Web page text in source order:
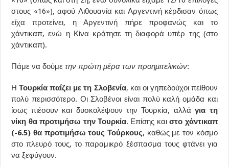
στους «16»), αφού Λιθουανία και Αργεντινή κέρδισαν όπως
είχα προτείνει, η Αργεντινή πήρε προφανώς και το
χάντικαπ, ενώ η Κίνα κράτησε τη διαφορά υπέρ της (στο
χάντικαπ).
Πάμε να δούμετην πρώτη μέρα των προημιτελικών:
ΗΤουρκία παίζει με τη Σλοβενία, και οι γηπεδούχοι πείθουν
πολύ περισσότερο. Οι Σλοβένοι είναι πολύ καλή ομάδα και
ίσως πιέσουν και δυσκολέψουν την Τουρκία, αλλάγια τη
νίκη θα προτιμήσω την Τουρκία. Επίσης καιστο χάντικαπ
(-6.5) θα προτιμήσω τους Τούρκους, καθώς με τον κόσμο
στο πλευρό τους, το παραμικρό ξέσπασμα τους φτάνει για
να ξεφύγουν.